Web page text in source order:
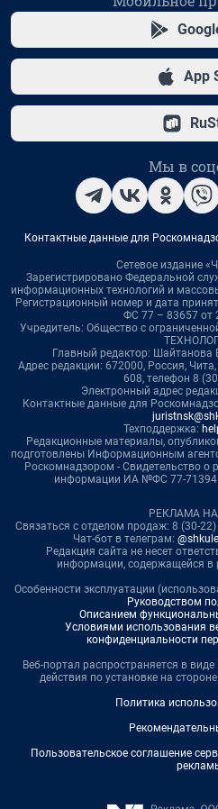
App
Мы в
Контактные данные для
Сетевое издание
Зарегистрировано Федеральной
информационных технологий и
Регистрационный номер и дата
ФС 77 – 83657 от
Учредитель: Общество с
Главный редактор: Шайтанова
Адрес редакции: 672000, Россия,
608, телефон 8
Электронный адрес
Контактные данные для
Техподдержка:
Редакционные материалы,
подготовлены Информационным
Роскомнадзором - Свидетельство о
информации ИА №ФС 77-71394
РЕКЛАМА
Связаться с отделом продаж: 8 (30-22)
Чат-бот в телеграм:
Редакция сайта не несет
информации, содержащейся в
Особенности эксплуатации
Руководством
Описанием
Условиями использования
конфиденциальности
Веб-портал распространяется в
действия по установке на
Политика
Пользовательское соглашение